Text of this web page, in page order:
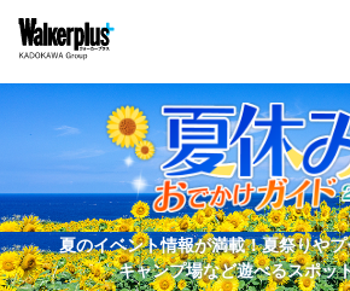
夏のイベント情報が満載！夏祭りや
キャンプ場など遊べるスポッ